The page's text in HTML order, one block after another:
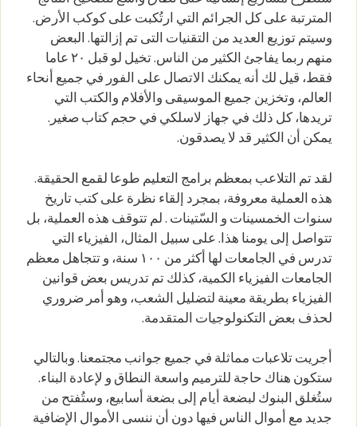
المترتبة على كل الجرائم التي ارتُكبت على كوكب الأرض.
وسيتم توزيع العديد من التقنيات التى تم إزالتها. البعض
منهم ربما يفاجئ الكثير من الناس. تخيل لو قبل ٢٠ عاما
فقط، قيل لك أنه يمكنك الاتصال على الفور في جميع أنحاء
العالم، وتخزين جميع الموسيقى والأفلام والكتب التي
تريدها، كل ذلك في جهاز لاسلكي في حجم كتاب صغير.
يمكن أن الكثير قد لا يصدقون.
لقد تم التلاعب بمعظم برامج التعليم طوعا لقمع الحقيقة.
هذه العملية معروفة، بمجرد إلقاء نظرة على كتب تاريخ
سنوات الخمسينات و السّتينات . لم تتوقف هذه العملية، بل
تتواصل إلى يومنا هذا. على سبيل المثال، الفيزياء التي
تدرس في الجامعات لها أكثر من ١٠٠ سنة، و تتجاهل معظم
الجامعات الفيزياء الكمية، كذلك تم تدريس بعض قوانين
الفيزياء بطريقة معينة لتضليل الشعب، وهو أمر ضروري
لحذف بعض التكنولوجيات المتقدمة.
أجريت تلاعبات مماثلة في جميع جوانب مجتمعنا. وبالتالي
ستكون هناك حاجة للترميم واسعة النطاق و لإعادة البناء.
ستُغلق البنوك لبضعة أيام إلى بضعة أسابيع، وستُفتح من
جديد مع أموال الناس فيها دون أن ننسى الأموال الإضافية